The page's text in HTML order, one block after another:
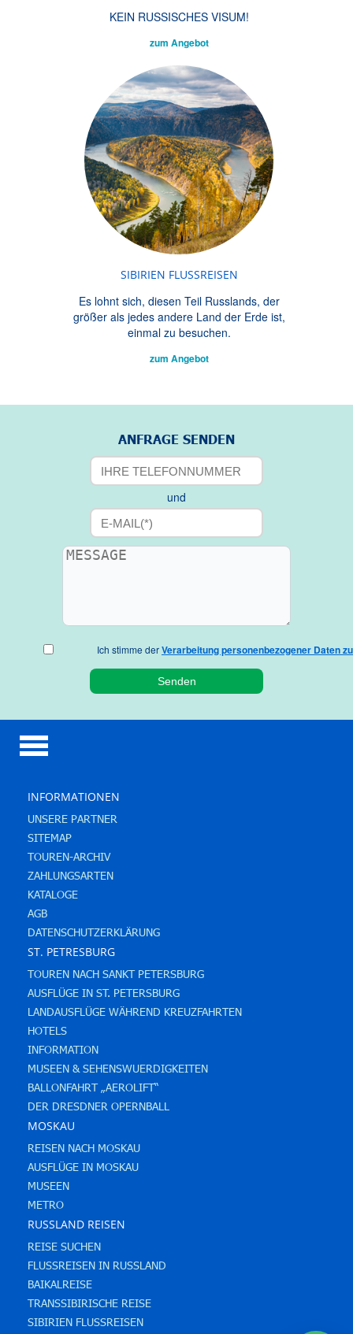
KEIN RUSSISCHES VISUM!
zum Angebot
SIBIRIEN FLUSSREISEN
Es lohnt sich, diesen Teil Russlands, der
größer als jedes andere Land der Erde ist,
einmal zu besuchen.
zum Angebot
ANFRAGE SENDEN
und
Ich stimme derVerarbeitung personenbezogener Daten zu
INFORMATIONEN
UNSERE PARTNER
SITEMAP
TOUREN-ARCHIV
ZAHLUNGSARTEN
KATALOGE
AGB
DATENSCHUTZERKLÄRUNG
ST. PETRESBURG
TOUREN NACH SANKT PETERSBURG
AUSFLÜGE IN ST. PETERSBURG
LANDAUSFLÜGE WÄHREND KREUZFAHRTEN
HOTELS
INFORMATION
MUSEEN & SEHENSWUERDIGKEITEN
BALLONFAHRT „AEROLIFT“
DER DRESDNER OPERNBALL
MOSKAU
REISEN NACH MOSKAU
AUSFLÜGE IN MOSKAU
MUSEEN
METRO
RUSSLAND REISEN
REISE SUCHEN
FLUSSREISEN IN RUSSLAND
BAIKALREISE
TRANSSIBIRISCHE REISE
SIBIRIEN FLUSSREISEN